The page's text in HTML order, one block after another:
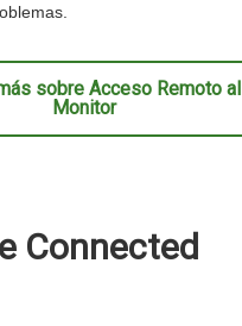
sobre Acceso Remoto al
Monitor
Connected